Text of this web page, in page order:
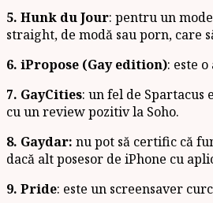
5. Hunk du Jour: pentru un
straight, de modă sau porn, care
6. iPropose (Gay edition): este
7. GayCities: un fel de
cu un review pozitiv la Soho.
8. Gaydar: nu pot să certific că
dacă alt posesor de iPhone cu
9. Pride: este un screensaver